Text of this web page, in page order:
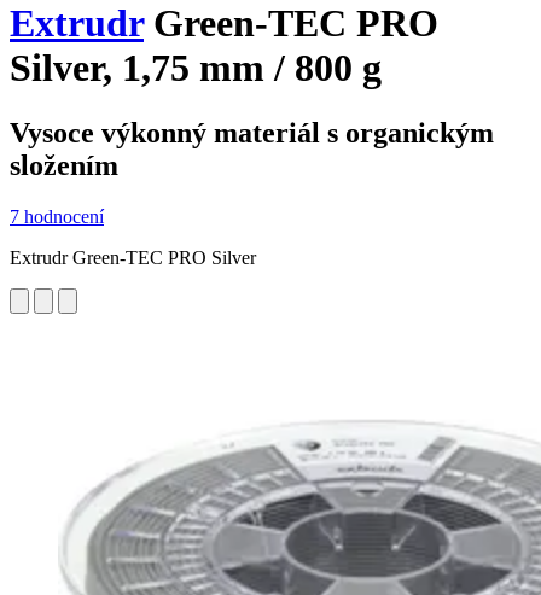
ExtrudrGreen-TEC PRO
Silver, 1,75 mm / 800 g
Vysoce výkonný materiál s organickým
složením
7 hodnocení
Extrudr Green-TEC PRO Silver